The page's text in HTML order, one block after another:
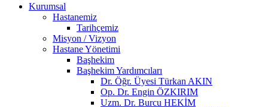
Kurumsal
Hastanemiz
Tarihçemiz
Misyon / Vizyon
Hastane Yönetimi
Başhekim
Başhekim Yardımcıları
Dr. Öğr. Üyesi Türkan AKIN
Op. Dr. Engin ÖZKIRIM
Uzm. Dr. Burcu HEKİM